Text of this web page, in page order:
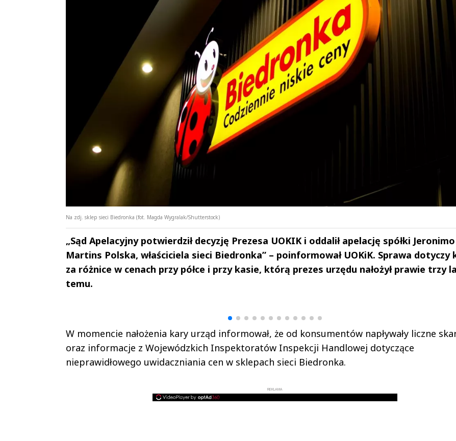
Na zdj. sklep sieci Biedronka (fot. Magda Wygralak/Shutterstock)
„Sąd Apelacyjny potwierdził decyzję Prezesa UOKIK i oddalił apelację spółki Jeronimo
Martins Polska, właściciela sieci Biedronka” – poinformował UOKiK. Sprawa dotyczy
za różnice w cenach przy półce i przy kasie, którą prezes urzędu nałożył prawie trzy
temu.
W momencie nałożenia kary urząd informował, że od konsumentów napływały liczne
oraz informacje z Wojewódzkich Inspektoratów Inspekcji Handlowej dotyczące
nieprawidłowego uwidaczniania cen w sklepach sieci Biedronka.
REKLAMA
Andrzej i Marta